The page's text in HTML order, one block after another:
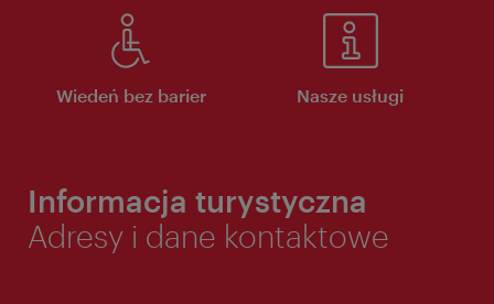
Wiedeń bez barier Nasze usługi
Informacja turystyczna
Adresy i dane kontaktowe